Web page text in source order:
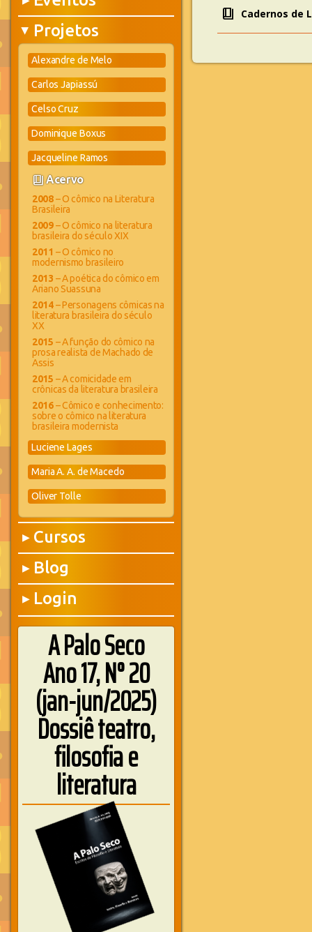
▶ Projetos
Alexandre de Melo
Carlos Japiassú
Celso Cruz
Dominique Boxus
Jacqueline Ramos
book_4Acervo
2008– O cômico na Literatura
Brasileira
2009– O cômico na literatura
brasileira do século XIX
2011 – O cômico no
modernismo brasileiro
2013 – A poética do cômico em
Ariano Suassuna
2014– Personagens cômicas na
literatura brasileira do século
XX
2015 – A função do cômico na
prosa realista de Machado de
Assis
2015 – A comicidade em
crônicas da literatura brasileira
2016– Cômico e conhecimento:
sobre o cômico na literatura
brasileira modernista
Luciene Lages
Maria A. A. de Macedo
Oliver Tolle
▶ Cursos
▶ Blog
▶ Login
A Palo Seco
Ano 17, N° 20
(jan-jun/2025)
Dossiê teatro,
filosofia e
literatura
book_4 Cadernos de